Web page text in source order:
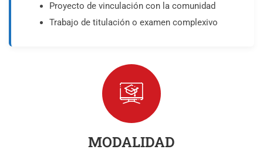
Proyecto de vinculación con la comunidad
Trabajo de titulación o examen complexivo
MODALIDAD